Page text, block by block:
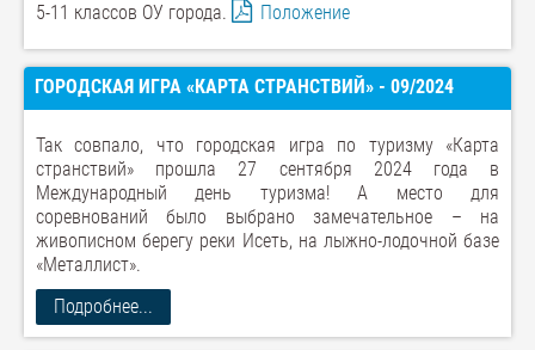
5-11 классов ОУ города.
Положение
ГОРОДСКАЯ ИГРА «КАРТА СТРАНСТВИЙ» - 09/2024
Так совпало, что городская игра по туризму «Карта
странствий» прошла 27 сентября 2024 года в
Международный день туризма! А место для
соревнований было выбрано замечательное – на
живописном берегу реки Исеть, на лыжно-лодочной базе
«Металлист».
Подробнее...